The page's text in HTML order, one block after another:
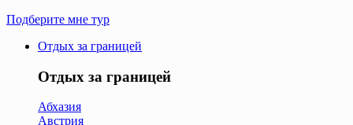
Подберите мне тур
Отдых за границей
Отдых за границей
Абхазия
Австрия